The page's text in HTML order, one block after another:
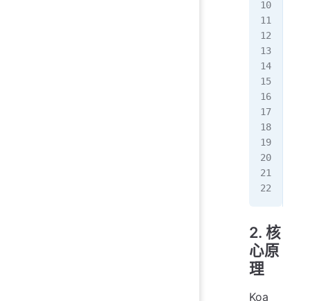
2. 核
心原
理
Koa